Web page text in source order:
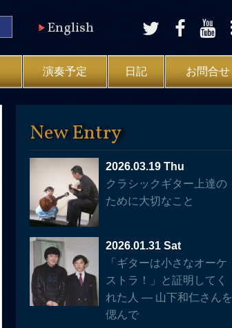
English
演奏予定 日記 お問合せ
New Entry
2026.03.19 Thu
クラシックギター上達の
ために大切なこと
2026.01.31 Sat
「ギターは小さなオーケ
ストラ！」と証明してく
れた人 — 山下和仁さんを
偲んで